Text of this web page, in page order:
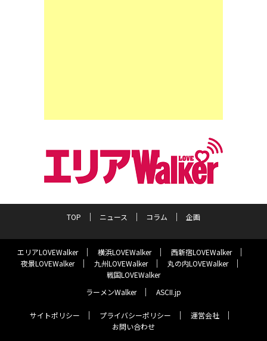
TOP ニュース コラム 企画
エリアLOVEWalker 横浜LOVEWalker
西新宿LOVEWalker
夜景LOVEWalker
九州LOVEWalker
丸の内LOVEWalker
戦国LOVEWalker
ラーメンWalker
ASCII.jp
サイトポリシー プライバシーポリシー
運営会社
お問い合わせ